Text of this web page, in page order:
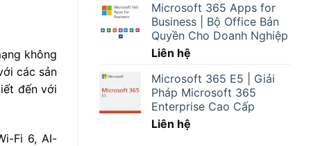
không
các sản
đến với
Fi 6, AI-
Microsoft 365 Apps for
Business | Bộ Office Bản
Quyền Cho Doanh Nghiệp
Liên hệ
Microsoft 365 E5 | Giải
Pháp Microsoft 365
Enterprise Cao Cấp
Liên hệ